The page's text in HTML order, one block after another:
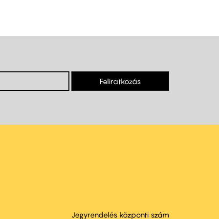
Feliratkozás
Jegyrendelés központi szám